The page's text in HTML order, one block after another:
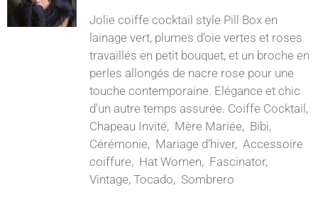
Jolie coiffe cocktail style Pill Box en
lainage vert, plumes d'oie vertes et roses
travaillés en petit bouquet, et un broche en
perles allongés de nacre rose pour une
touche contemporaine. Elégance et chic
d'un autre temps assurée. Coiffe Cocktail,
Chapeau Invité, Mère Mariée, Bibi,
Cérémonie, Mariage d’hiver, Accessoire
coiffure, Hat Women, Fascinator,
Vintage, Tocado, Sombrero